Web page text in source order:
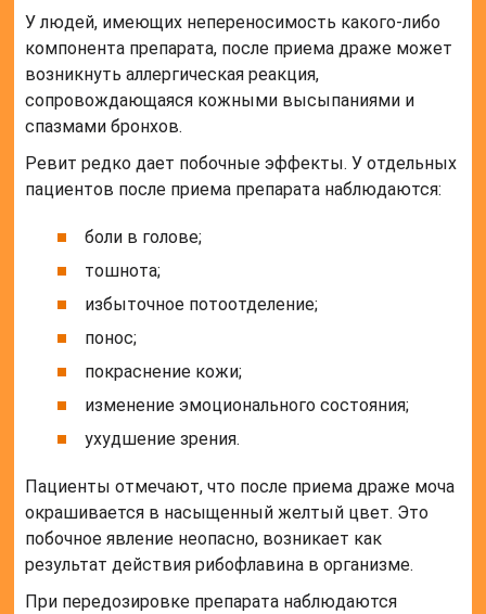
У людей, имеющих непереносимость какого-либо
компонента препарата, после приема драже может
возникнуть аллергическая реакция,
сопровождающаяся кожными высыпаниями и
спазмами бронхов.
Ревит редко дает побочные эффекты. У отдельных
пациентов после приема препарата наблюдаются:
боли в голове;
тошнота;
избыточное потоотделение;
понос;
покраснение кожи;
изменение эмоционального состояния;
ухудшение зрения.
Пациенты отмечают, что после приема драже моча
окрашивается в насыщенный желтый цвет. Это
побочное явление неопасно, возникает как
результат действия рибофлавина в организме.
При передозировке препарата наблюдаются